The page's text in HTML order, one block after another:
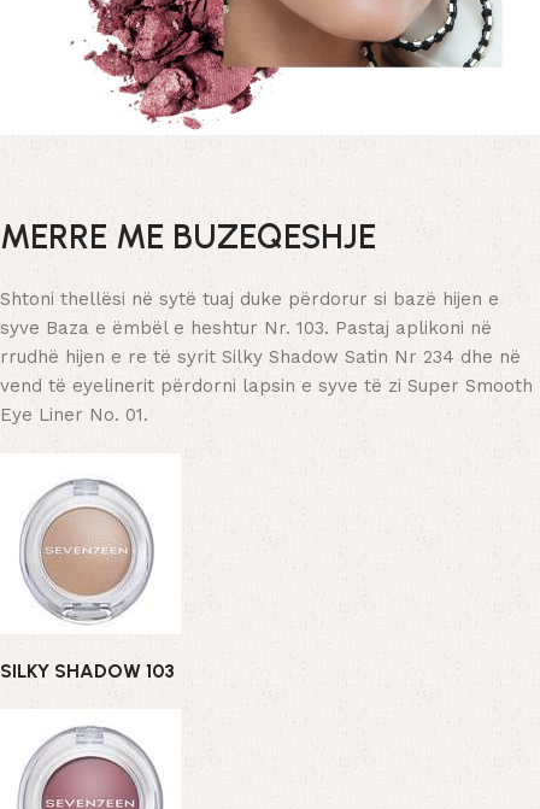
MERRE ME BUZEQESHJE
Shtoni thellësi në sytë tuaj duke përdorur si bazë hijen e
syve Baza e ëmbël e heshtur Nr. 103. Pastaj aplikoni në
rrudhë hijen e re të syrit Silky Shadow Satin Nr 234 dhe në
vend të eyelinerit përdorni lapsin e syve të zi Super Smooth
Eye Liner No. 01.
SILKY SHADOW 103